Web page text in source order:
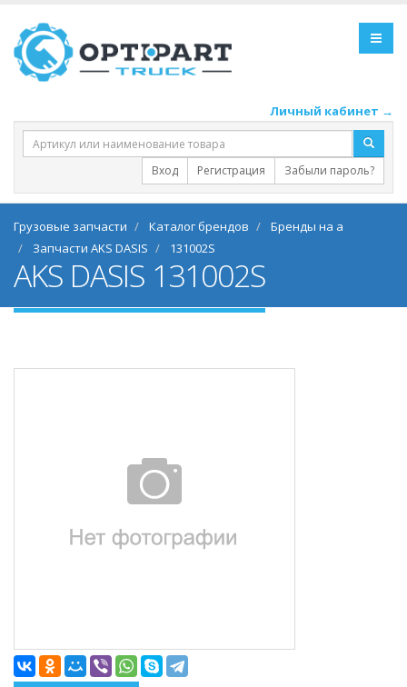
Личный кабинет →
Вход Регистрация Забыли пароль?
Грузовые запчасти Каталог брендов
Бренды на a
Запчасти AKS DASIS
131002S
AKS DASIS 131002S